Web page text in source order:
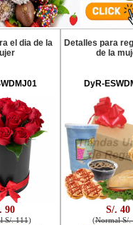
el dia de la
90
S/. 111)
Detalles para
de la
DyR-
S/. 40
(Normal S/.